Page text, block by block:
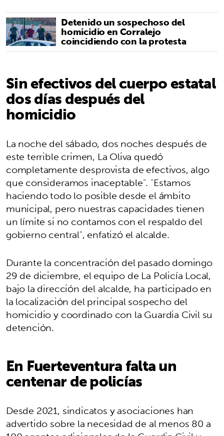
Detenido un sospechoso del
homicidio en Corralejo
coincidiendo con la protesta
Sin efectivos del cuerpo estatal
dos días después del
homicidio
La noche del sábado, dos noches después de
este terrible crimen, La Oliva quedó
completamente desprovista de efectivos, algo
que consideramos inaceptable". "Estamos
haciendo todo lo posible desde el ámbito
municipal, pero nuestras capacidades tienen
un límite si no contamos con el respaldo del
gobierno central", enfatizó el alcalde.
Durante la concentración del pasado domingo
29 de diciembre, el equipo de La Policía Local,
bajo la dirección del alcalde, ha participado en
la localización del principal sospecho del
homicidio y coordinado con la Guardia Civil su
detención.
En Fuerteventura falta un
centenar de policías
Desde 2021, sindicatos y asociaciones han
advertido sobre la necesidad de al menos 80 a